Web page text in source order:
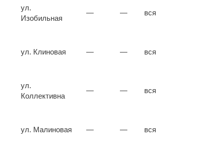
ул.
Изобильная
— — вся
ул. Клиновая — — вся
ул.
Коллективна
— — вся
ул. Малиновая — — вся